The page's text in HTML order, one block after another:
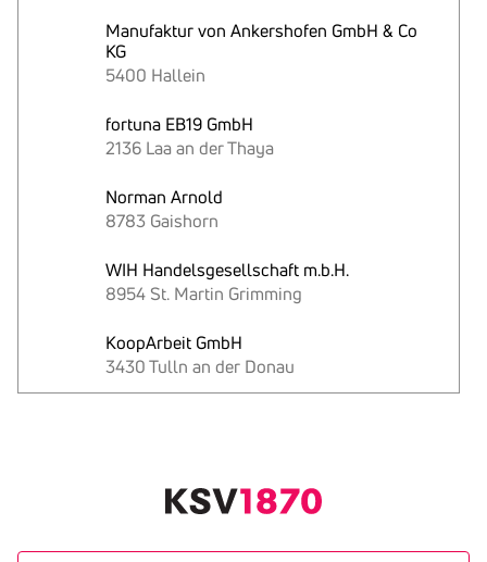
Manufaktur von Ankershofen GmbH & Co
KG
5400 Hallein
fortuna EB19 GmbH
2136 Laa an der Thaya
Norman Arnold
8783 Gaishorn
WIH Handelsgesellschaft m.b.H.
8954 St. Martin Grimming
KoopArbeit GmbH
3430 Tulln an der Donau